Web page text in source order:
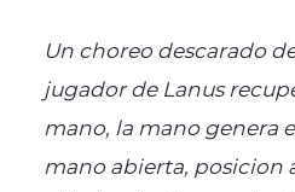
Un choreo descarado
jugador de Lanus
mano, la mano genera
mano abierta, posicion